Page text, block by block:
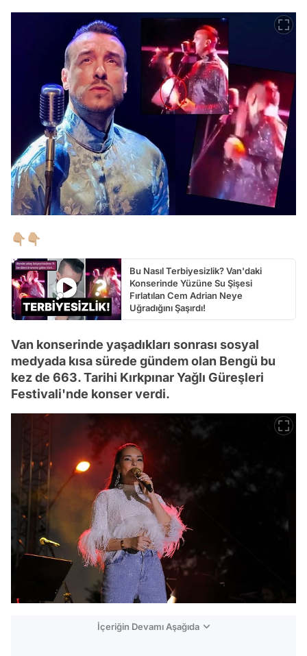
👇🏼👇🏼
Bu Nasıl Terbiyesizlik? Van'daki
Konserinde Yüzüne Su Şişesi
Fırlatılan Cem Adrian Neye
Uğradığını Şaşırdı!
Van konserinde yaşadıkları sonrası sosyal
medyada kısa sürede gündem olan Bengü bu
kez de 663. Tarihi Kırkpınar Yağlı Güreşleri
Festivali'nde konser verdi.
İçeriğin Devamı Aşağıda